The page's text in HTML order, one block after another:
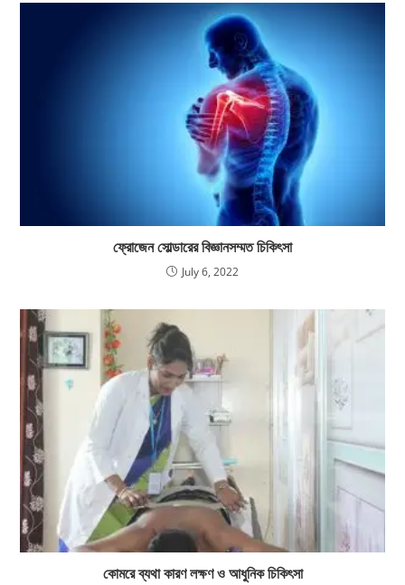
ফ্রোজেন সোল্ডারের বিজ্ঞানসম্মত চিকিৎসা
July 6, 2022
কোমরে ব্যথা কারণ লক্ষণ ও আধুনিক চিকিৎসা